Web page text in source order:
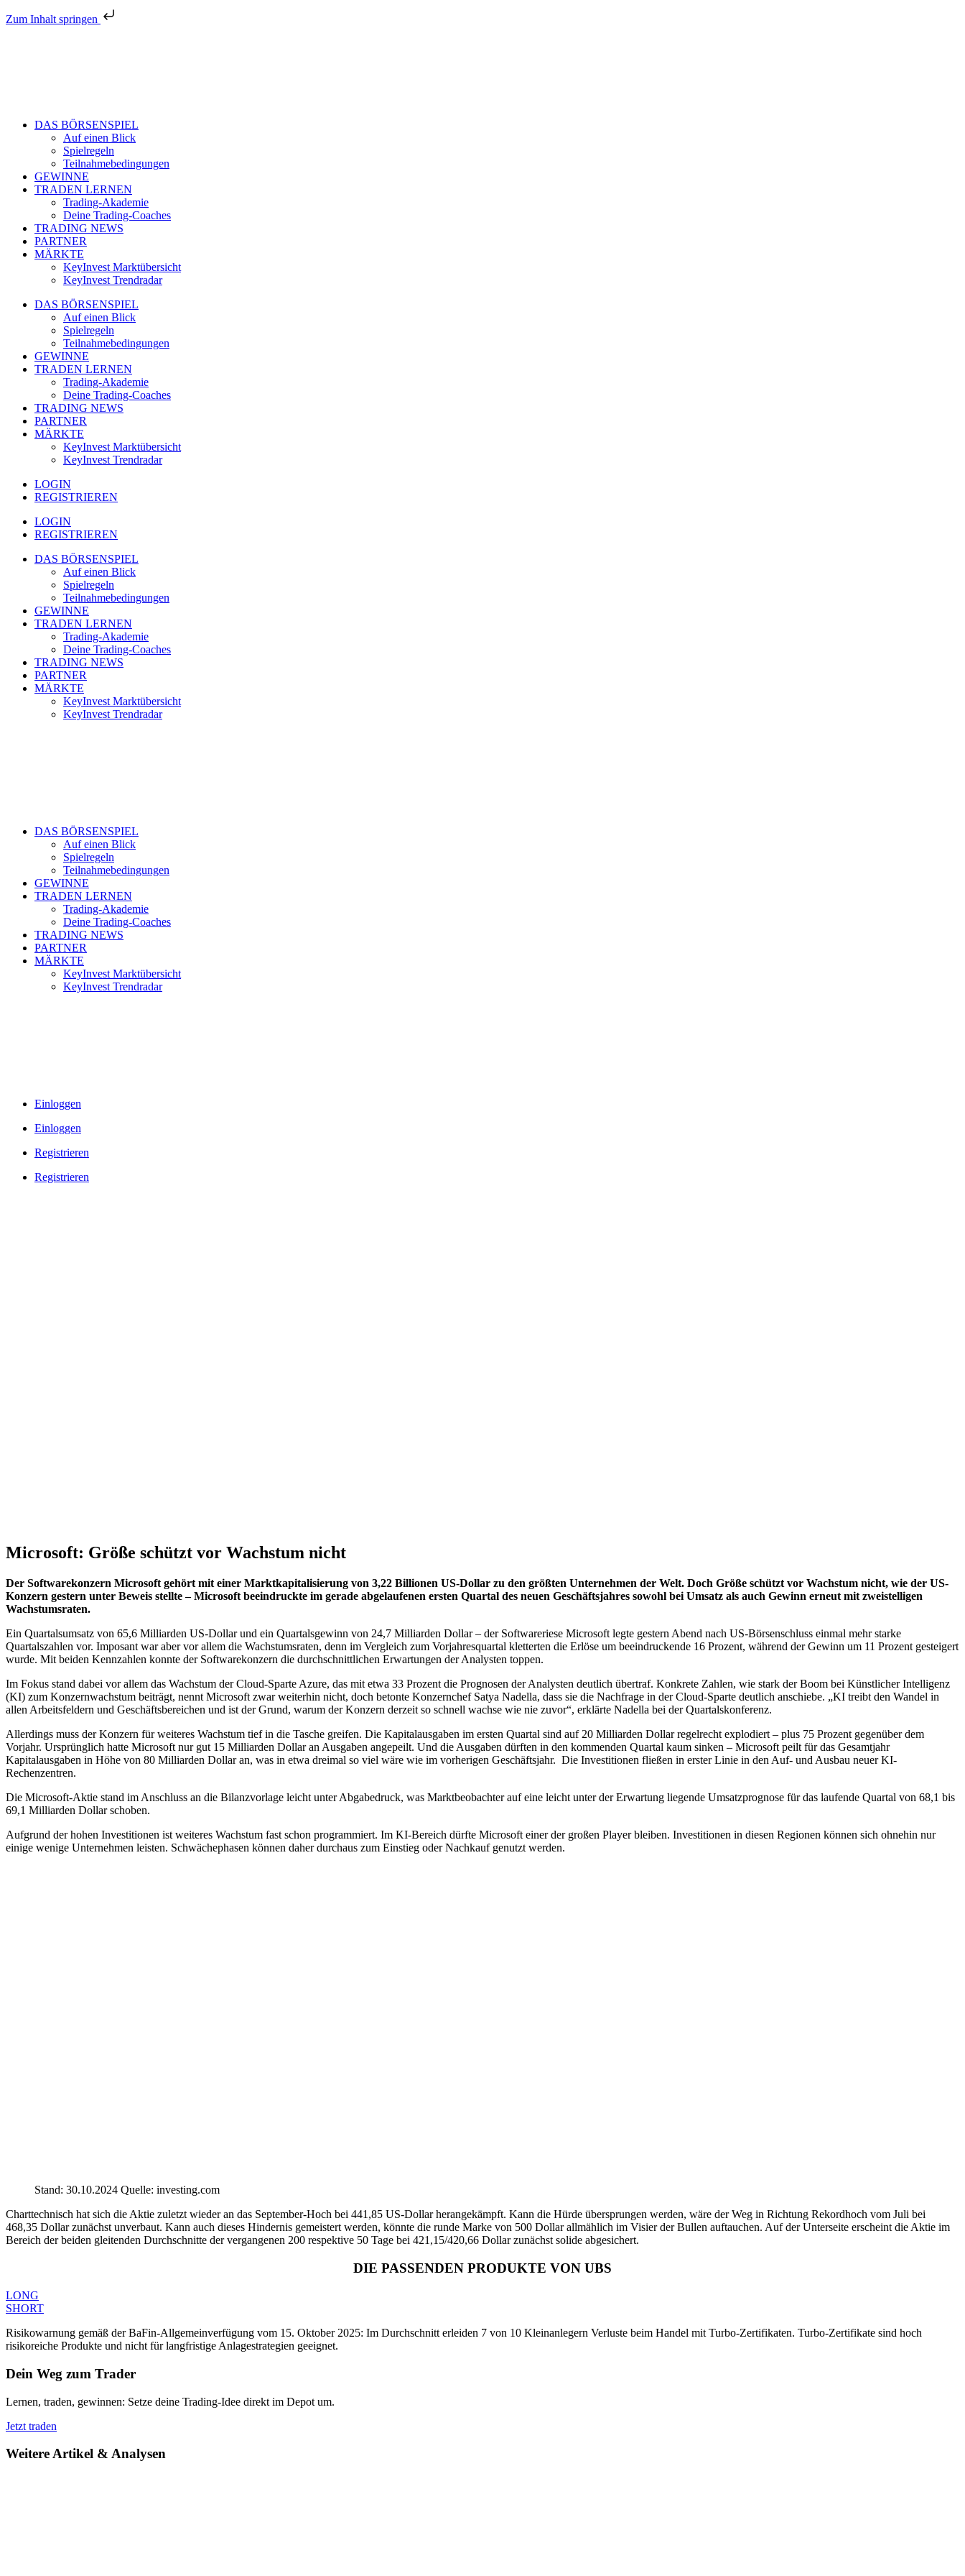
Zum Inhalt springen
DAS BÖRSENSPIEL
Auf einen Blick
Spielregeln
Teilnahmebedingungen
GEWINNE
TRADEN LERNEN
Trading-Akademie
Deine Trading-Coaches
TRADING NEWS
PARTNER
MÄRKTE
KeyInvest Marktübersicht
KeyInvest Trendradar
DAS BÖRSENSPIEL
Auf einen Blick
Spielregeln
Teilnahmebedingungen
GEWINNE
TRADEN LERNEN
Trading-Akademie
Deine Trading-Coaches
TRADING NEWS
PARTNER
MÄRKTE
KeyInvest Marktübersicht
KeyInvest Trendradar
LOGIN
REGISTRIEREN
LOGIN
REGISTRIEREN
DAS BÖRSENSPIEL
Auf einen Blick
Spielregeln
Teilnahmebedingungen
GEWINNE
TRADEN LERNEN
Trading-Akademie
Deine Trading-Coaches
TRADING NEWS
PARTNER
MÄRKTE
KeyInvest Marktübersicht
KeyInvest Trendradar
DAS BÖRSENSPIEL
Auf einen Blick
Spielregeln
Teilnahmebedingungen
GEWINNE
TRADEN LERNEN
Trading-Akademie
Deine Trading-Coaches
TRADING NEWS
PARTNER
MÄRKTE
KeyInvest Marktübersicht
KeyInvest Trendradar
Einloggen
Einloggen
Registrieren
Registrieren
Microsoft: Größe schützt vor Wachstum nicht
Der Softwarekonzern Microsoft gehört mit einer Marktkapitalisierung von 3,22 Billionen US-Dollar zu den größten Unternehmen der Welt. Doch Größe schützt vor Wachstum nicht, wie der US-
Konzern gestern unter Beweis stellte – Microsoft beeindruckte im gerade abgelaufenen ersten Quartal des neuen Geschäftsjahres sowohl bei Umsatz als auch Gewinn erneut mit zweistelligen
Wachstumsraten.
Ein Quartalsumsatz von 65,6 Milliarden US-Dollar und ein Quartalsgewinn von 24,7 Milliarden Dollar – der Softwareriese Microsoft legte gestern Abend nach US-Börsenschluss einmal mehr starke
Quartalszahlen vor. Imposant war aber vor allem die Wachstumsraten, denn im Vergleich zum Vorjahresquartal kletterten die Erlöse um beeindruckende 16 Prozent, während der Gewinn um 11 Prozent gesteigert
wurde. Mit beiden Kennzahlen konnte der Softwarekonzern die durchschnittlichen Erwartungen der Analysten toppen.
Im Fokus stand dabei vor allem das Wachstum der Cloud-Sparte Azure, das mit etwa 33 Prozent die Prognosen der Analysten deutlich übertraf. Konkrete Zahlen, wie stark der Boom bei Künstlicher Intelligenz
(KI) zum Konzernwachstum beiträgt, nennt Microsoft zwar weiterhin nicht, doch betonte Konzernchef Satya Nadella, dass sie die Nachfrage in der Cloud-Sparte deutlich anschiebe. „KI treibt den Wandel in
allen Arbeitsfeldern und Geschäftsbereichen und ist der Grund, warum der Konzern derzeit so schnell wachse wie nie zuvor“, erklärte Nadella bei der Quartalskonferenz.
Allerdings muss der Konzern für weiteres Wachstum tief in die Tasche greifen. Die Kapitalausgaben im ersten Quartal sind auf 20 Milliarden Dollar regelrecht explodiert – plus 75 Prozent gegenüber dem
Vorjahr. Ursprünglich hatte Microsoft nur gut 15 Milliarden Dollar an Ausgaben angepeilt. Und die Ausgaben dürften in den kommenden Quartal kaum sinken – Microsoft peilt für das Gesamtjahr
Kapitalausgaben in Höhe von 80 Milliarden Dollar an, was in etwa dreimal so viel wäre wie im vorherigen Geschäftsjahr. Die Investitionen fließen in erster Linie in den Auf- und Ausbau neuer KI-
Rechenzentren.
Die Microsoft-Aktie stand im Anschluss an die Bilanzvorlage leicht unter Abgabedruck, was Marktbeobachter auf eine leicht unter der Erwartung liegende Umsatzprognose für das laufende Quartal von 68,1 bis
69,1 Milliarden Dollar schoben.
Aufgrund der hohen Investitionen ist weiteres Wachstum fast schon programmiert. Im KI-Bereich dürfte Microsoft einer der großen Player bleiben. Investitionen in diesen Regionen können sich ohnehin nur
einige wenige Unternehmen leisten. Schwächephasen können daher durchaus zum Einstieg oder Nachkauf genutzt werden.
Stand: 30.10.2024 Quelle: investing.com
Charttechnisch hat sich die Aktie zuletzt wieder an das September-Hoch bei 441,85 US-Dollar herangekämpft. Kann die Hürde übersprungen werden, wäre der Weg in Richtung Rekordhoch vom Juli bei
468,35 Dollar zunächst unverbaut. Kann auch dieses Hindernis gemeistert werden, könnte die runde Marke von 500 Dollar allmählich im Visier der Bullen auftauchen. Auf der Unterseite erscheint die Aktie im
Bereich der beiden gleitenden Durchschnitte der vergangenen 200 respektive 50 Tage bei 421,15/420,66 Dollar zunächst solide abgesichert.
DIE PASSENDEN PRODUKTE VON UBS
LONG
SHORT
Risikowarnung gemäß der BaFin-Allgemeinverfügung vom 15. Oktober 2025: Im Durchschnitt erleiden 7 von 10 Kleinanlegern Verluste beim Handel mit Turbo-Zertifikaten. Turbo-Zertifikate sind hoch
risikoreiche Produkte und nicht für langfristige Anlagestrategien geeignet.
Dein Weg zum Trader
Lernen, traden, gewinnen: Setze deine Trading-Idee direkt im Depot um.
Jetzt traden
Weitere Artikel & Analysen